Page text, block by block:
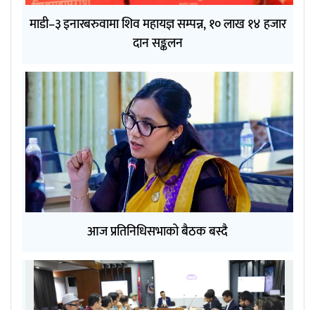
माडी–३ इनारबरुवामा शिव महायज्ञ सम्पन्न, १० लाख १४ हजार
दान सङ्कलन
आज प्रतिनिधिसभाको बैठक बस्दै